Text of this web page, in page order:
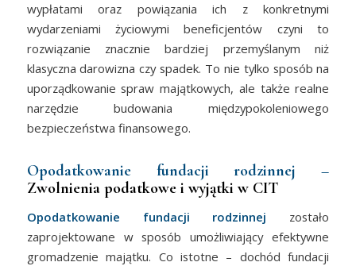
wypłatami oraz powiązania ich z konkretnymi
wydarzeniami życiowymi beneficjentów czyni to
rozwiązanie znacznie bardziej przemyślanym niż
klasyczna darowizna czy spadek. To nie tylko sposób na
uporządkowanie spraw majątkowych, ale także realne
narzędzie budowania międzypokoleniowego
bezpieczeństwa finansowego.
Opodatkowanie fundacji rodzinnej –
Zwolnienia podatkowe i wyjątki w CIT
Opodatkowanie fundacji rodzinnej zostało
zaprojektowane w sposób umożliwiający efektywne
gromadzenie majątku. Co istotne – dochód fundacji